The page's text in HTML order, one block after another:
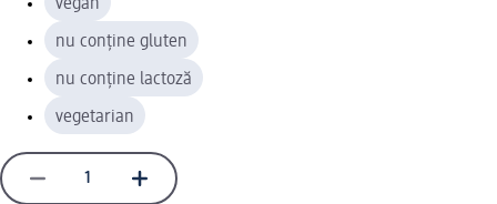
vegan
nu conține gluten
nu conține lactoză
vegetarian